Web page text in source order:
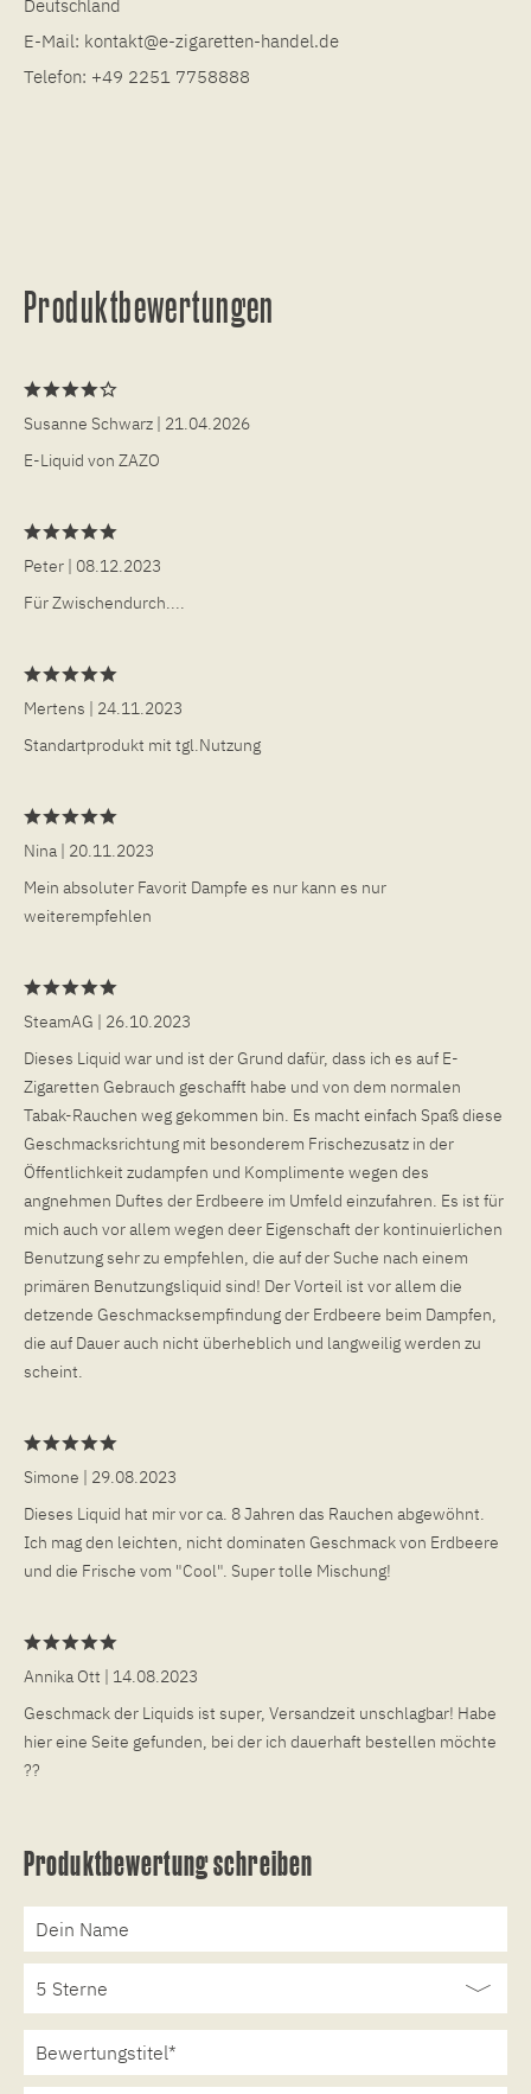
Deutschland
E-Mail: kontakt@e-zigaretten-handel.de
Telefon: +49 2251 7758888
Produktbewertungen
Susanne Schwarz | 21.04.2026
E-Liquid von ZAZO
Peter | 08.12.2023
Für Zwischendurch....
Mertens | 24.11.2023
Standartprodukt mit tgl.Nutzung
Nina | 20.11.2023
Mein absoluter Favorit Dampfe es nur kann es nur
weiterempfehlen
SteamAG | 26.10.2023
Dieses Liquid war und ist der Grund dafür, dass ich es auf E-
Zigaretten Gebrauch geschafft habe und von dem normalen
Tabak-Rauchen weg gekommen bin. Es macht einfach Spaß diese
Geschmacksrichtung mit besonderem Frischezusatz in der
Öffentlichkeit zudampfen und Komplimente wegen des
angnehmen Duftes der Erdbeere im Umfeld einzufahren. Es ist für
mich auch vor allem wegen deer Eigenschaft der kontinuierlichen
Benutzung sehr zu empfehlen, die auf der Suche nach einem
primären Benutzungsliquid sind! Der Vorteil ist vor allem die
detzende Geschmacksempfindung der Erdbeere beim Dampfen,
die auf Dauer auch nicht überheblich und langweilig werden zu
scheint.
Simone | 29.08.2023
Dieses Liquid hat mir vor ca. 8 Jahren das Rauchen abgewöhnt.
Ich mag den leichten, nicht dominaten Geschmack von Erdbeere
und die Frische vom "Cool". Super tolle Mischung!
Annika Ott | 14.08.2023
Geschmack der Liquids ist super, Versandzeit unschlagbar! Habe
hier eine Seite gefunden, bei der ich dauerhaft bestellen möchte
??
Produktbewertung schreiben